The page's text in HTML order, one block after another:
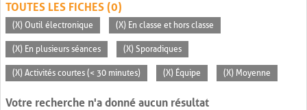
TOUTES LES FICHES (0)
(X) Outil électronique (X) En classe et hors classe
(X) En plusieurs séances (X) Sporadiques
(X) Activités courtes (< 30 minutes) (X) Équipe (X) Moyenne
Votre recherche n'a donné aucun résultat